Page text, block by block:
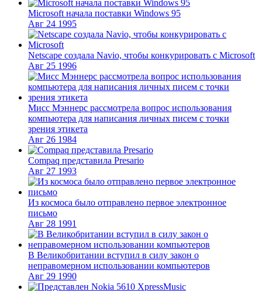
Microsoft начала поставки Windows 95
Авг 24 1995
Netscape создала Navio, чтобы конкурировать с Microsoft
Авг 25 1996
Мисс Мэннерс рассмотрела вопрос использования
компьютера для написания личных писем с точки
зрения этикета
Авг 26 1984
Compaq представила Presario
Авг 27 1993
Из космоса было отправлено первое электронное
письмо
Авг 28 1991
В Великобритании вступил в силу закон о
неправомерном использовании компьютеров
Авг 29 1990